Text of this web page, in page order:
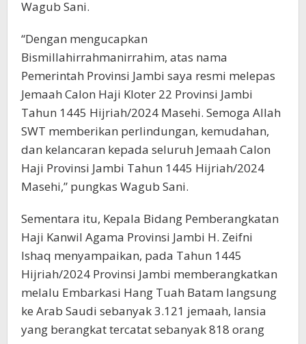
Wagub Sani.
“Dengan mengucapkan
Bismillahirrahmanirrahim, atas nama
Pemerintah Provinsi Jambi saya resmi melepas
Jemaah Calon Haji Kloter 22 Provinsi Jambi
Tahun 1445 Hijriah/2024 Masehi. Semoga Allah
SWT memberikan perlindungan, kemudahan,
dan kelancaran kepada seluruh Jemaah Calon
Haji Provinsi Jambi Tahun 1445 Hijriah/2024
Masehi,” pungkas Wagub Sani.
Sementara itu, Kepala Bidang Pemberangkatan
Haji Kanwil Agama Provinsi Jambi H. Zeifni
Ishaq menyampaikan, pada Tahun 1445
Hijriah/2024 Provinsi Jambi memberangkatkan
melalu Embarkasi Hang Tuah Batam langsung
ke Arab Saudi sebanyak 3.121 jemaah, lansia
yang berangkat tercatat sebanyak 818 orang